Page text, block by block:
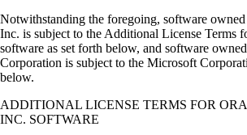
Notwithstanding the foregoing, software
Inc. is subject to the Additional License Terms
software as set forth below, and software
Corporation is subject to the Microsoft
below.
ADDITIONAL LICENSE TERMS FOR
INC. SOFTWARE